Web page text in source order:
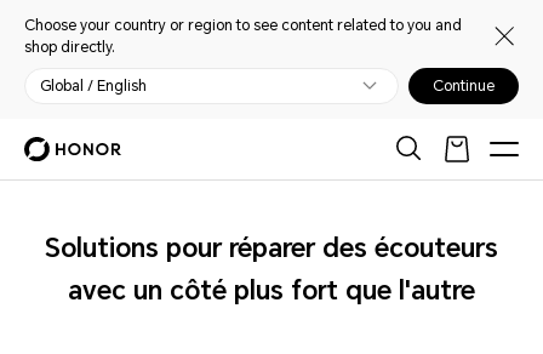
Choose your country or region to see content related to you and
shop directly.
Global / English Continue
Solutions pour réparer des écouteurs
avec un côté plus fort que l'autre